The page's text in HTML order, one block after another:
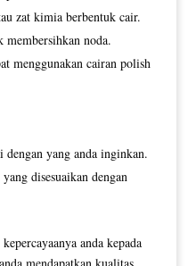
zat kimia berbentuk cair.
noda.
menggunakan cairan polish
dengan yang anda inginkan.
disesuaikan dengan
anda kepada
mendapatkan kualitas